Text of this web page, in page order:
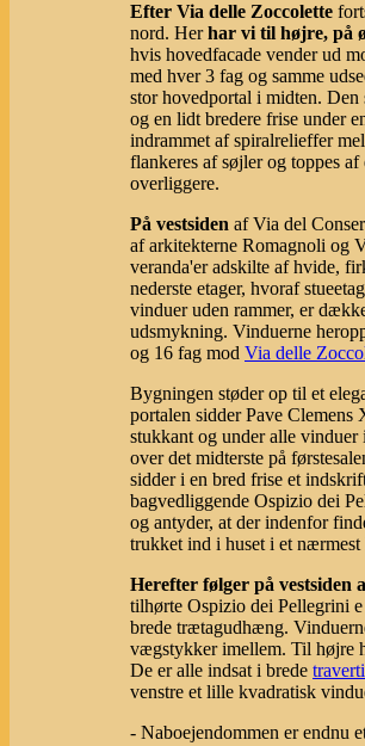
Efter Via delle Zoccolette
nord. Herhar vi til højre, på
hvis hovedfacade vender ud
med hver 3 fag og samme
stor hovedportal i midten.
og en lidt bredere frise under
indrammet af spiralrelieffer
flankeres af søjler og toppes
overliggere.
På vestsiden af Via del
af arkitekterne Romagnoli og
veranda'er adskilte af hvide,
nederste etager, hvoraf
vinduer uden rammer, er
udsmykning. Vinduerne
og 16 fag mod Via delle
Bygningen støder op til et
portalen sidder Pave
stukkant og under alle
over det midterste på
sidder i en bred frise et
bagvedliggende Ospizio dei
og antyder, at der indenfor
trukket ind i huset i et nærmest
Herefter følger på vestsiden
tilhørte Ospizio dei Pellegrini
brede trætagudhæng.
vægstykker imellem. Til højre
De er alle indsat i brede
venstre et lille kvadratisk
- Naboejendommen er endnu